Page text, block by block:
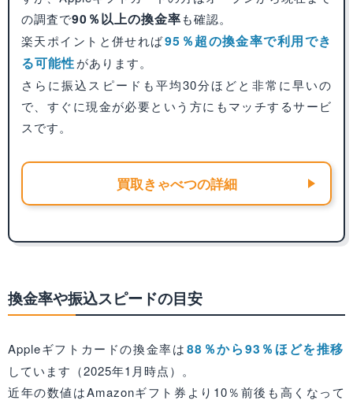
の調査で90％以上の換金率も確認。
楽天ポイントと併せれば95％超の換金率で利用でき
る可能性があります。
さらに振込スピードも平均30分ほどと非常に早いの
で、すぐに現金が必要という方にもマッチするサービ
スです。
買取きゃべつの詳細
換金率や振込スピードの目安
Appleギフトカードの換金率は88％から93％ほどを推移
しています（2025年1月時点）。
近年の数値はAmazonギフト券より10％前後も高くなって